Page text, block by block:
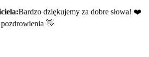
Bardzo dziękujemy za dobre słowa! ❤️
pozdrowienia 👋